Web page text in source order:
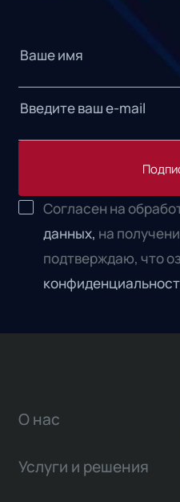
Согласен на
данных, на
подтверждаю, что
О нас
Услуги и решения